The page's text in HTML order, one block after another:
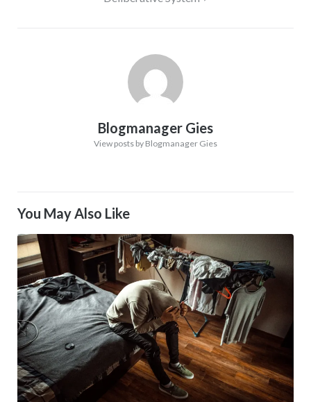
Blogmanager Gies
View posts by Blogmanager Gies
You May Also Like